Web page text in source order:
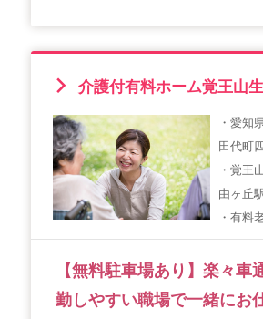
介護付有料ホーム覚王山
・愛知
田代町
・覚王
由ヶ丘
・有料
【無料駐車場あり】楽々
勤しやすい職場で一緒にお